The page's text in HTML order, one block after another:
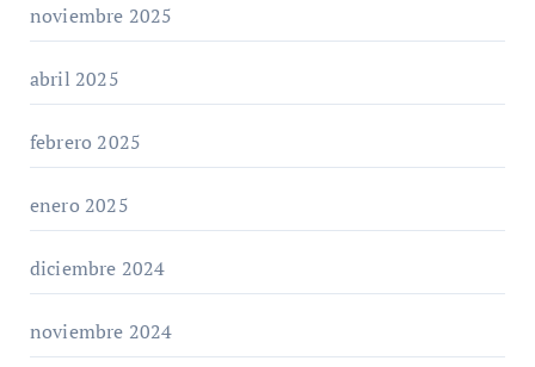
noviembre 2025
abril 2025
febrero 2025
enero 2025
diciembre 2024
noviembre 2024